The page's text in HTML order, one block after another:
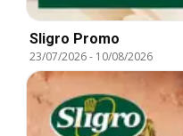
Sligro Promo
23/07/2026- 10/08/2026